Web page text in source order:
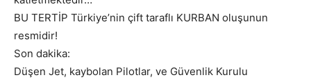
BU TERTİP Türkiye’nin çift taraflı KURBAN oluşunun
resmidir!
Son dakika:
Düşen Jet, kaybolan Pilotlar, ve Güvenlik Kurulu